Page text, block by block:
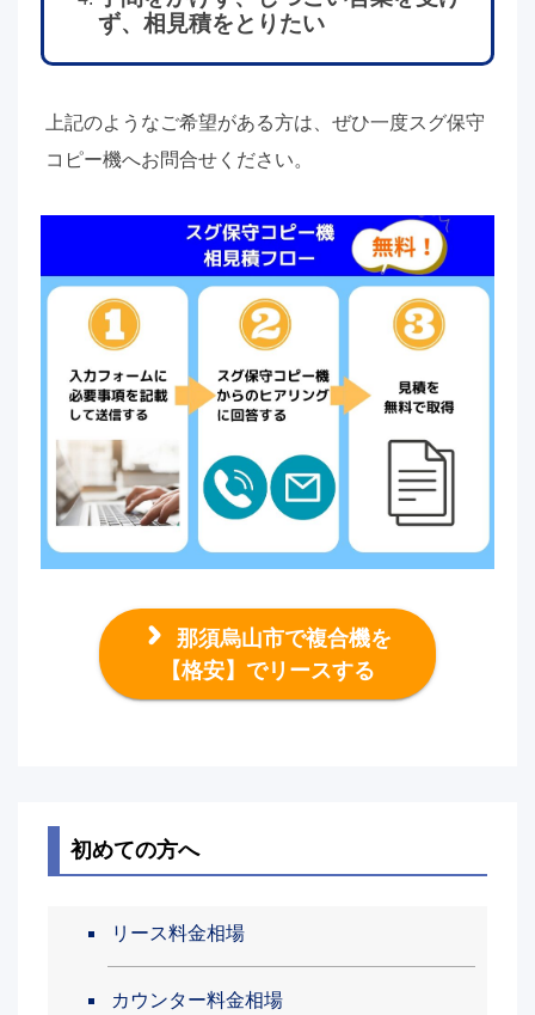
ず、相見積をとりたい
上記のようなご希望がある方は、ぜひ一度スグ保守
コピー機へお問合せください。
那須烏山市で複合機を
【格安】でリースする
初めての方へ
リース料金相場
カウンター料金相場